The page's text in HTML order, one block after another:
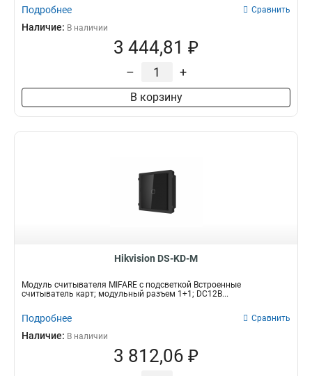
Подробнее Сравнить
Наличие: В наличии
3 444,81 ₽
– +
В корзину
Hikvision DS-KD-M
Модуль считывателя MIFARE с подсветкой Встроенные
считыватель карт; модульный разъем 1+1; DC12В...
Подробнее Сравнить
Наличие: В наличии
3 812,06 ₽